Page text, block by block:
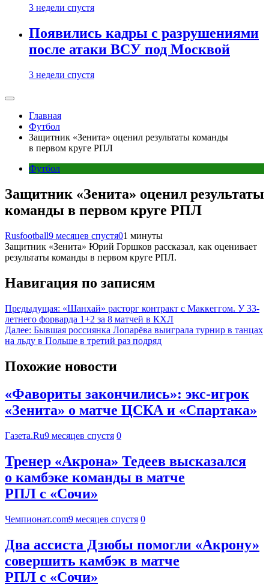
3 недели спустя
Появились кадры с разрушениями
после атаки ВСУ под Москвой
3 недели спустя
Главная
Футбол
Защитник «Зенита» оценил результаты команды
в первом круге РПЛ
Футбол
Защитник «Зенита» оценил результаты
команды в первом круге РПЛ
Rusfootball9 месяцев спустя01 минуты
Защитник «Зенита» Юрий Горшков рассказал, как оценивает
результаты команды в первом круге РПЛ.
Навигация по записям
Предыдущая: «Шанхай» расторг контракт с Маккеггом. У 33-
летнего форварда 1+2 за 8 матчей в КХЛ
Далее: Бывшая россиянка Лопарёва выиграла турнир в танцах
на льду в Польше в третий раз подряд
Похожие новости
«Фавориты закончились»: экс-игрок
«Зенита» о матче ЦСКА и «Спартака»
Газета.Ru9 месяцев спустя 0
Тренер «Акрона» Тедеев высказался
о камбэке команды в матче
РПЛ с «Сочи»
Чемпионат.com9 месяцев спустя 0
Два ассиста Дзюбы помогли «Акрону»
совершить камбэк в матче
РПЛ с «Сочи»